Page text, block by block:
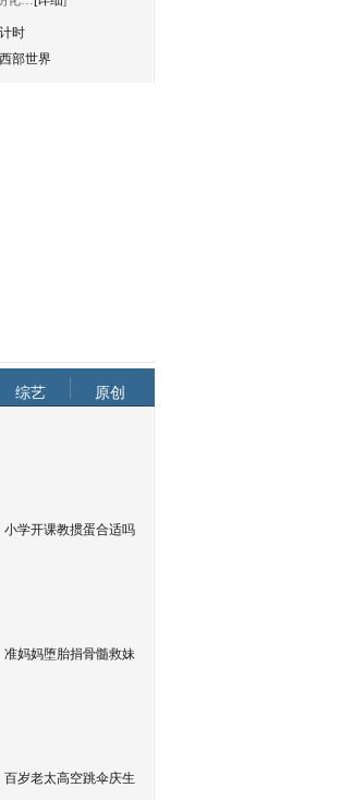
时
部世界
综艺 原创
小学开课教掼蛋合适吗
准妈妈堕胎捐骨髓救妹
百岁老太高空跳伞庆生